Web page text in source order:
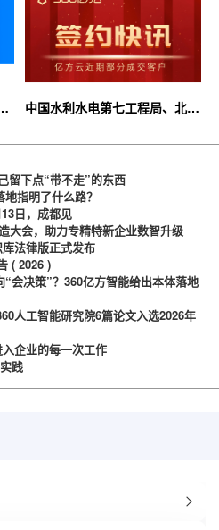
中国水利水电第七工程局、北京
留下点“带不走”的东西
指明了什么路？
日，成都见
大会，助力专精特新企业数智升级
法律版正式发布
( 2026 )
会决策”？360亿方智能给出本体落地
人工智能研究院6篇论文入选2026年
企业的每一次工作
践